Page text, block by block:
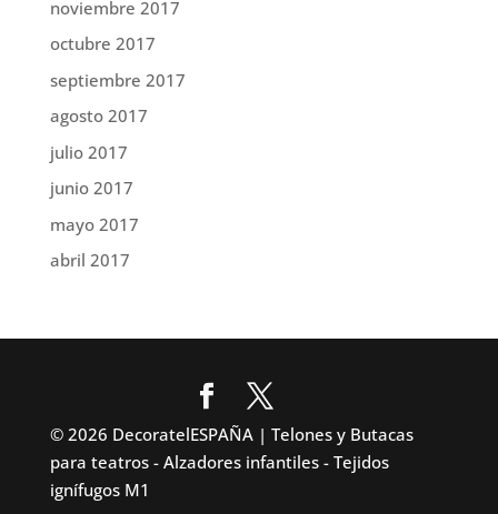
noviembre 2017
octubre 2017
septiembre 2017
agosto 2017
julio 2017
junio 2017
mayo 2017
abril 2017
© 2026 DecoratelESPAÑA | Telones y Butacas
para teatros - Alzadores infantiles - Tejidos
ignífugos M1